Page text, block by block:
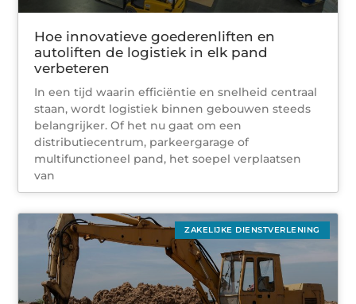
Hoe innovatieve goederenliften en
autoliften de logistiek in elk pand
verbeteren
In een tijd waarin efficiëntie en snelheid centraal
staan, wordt logistiek binnen gebouwen steeds
belangrijker. Of het nu gaat om een
distributiecentrum, parkeergarage of
multifunctioneel pand, het soepel verplaatsen
van
ZAKELIJKE DIENSTVERLENING